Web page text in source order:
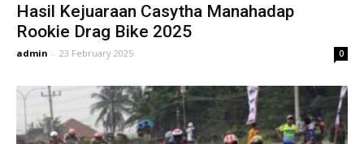
Hasil Kejuaraan Casytha Manahadap
Rookie Drag Bike 2025
admin - 23 February 2025 0